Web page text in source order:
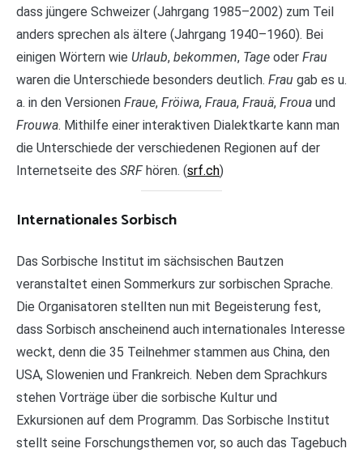
dass jüngere Schweizer (Jahrgang 1985–2002) zum Teil
anders sprechen als ältere (Jahrgang 1940–1960). Bei
einigen Wörtern wie Urlaub, bekommen, Tage oder Frau
waren die Unterschiede besonders deutlich. Frau gab es u.
a. in den Versionen Fraue, Fröiwa, Fraua, Frauä, Froua und
Frouwa. Mithilfe einer interaktiven Dialektkarte kann man
die Unterschiede der verschiedenen Regionen auf der
Internetseite des SRFhören. (srf.ch)
Internationales Sorbisch
Das Sorbische Institut im sächsischen Bautzen
veranstaltet einen Sommerkurs zur sorbischen Sprache.
Die Organisatoren stellten nun mit Begeisterung fest,
dass Sorbisch anscheinend auch internationales Interesse
weckt, denn die 35 Teilnehmer stammen aus China, den
USA, Slowenien und Frankreich. Neben dem Sprachkurs
stehen Vorträge über die sorbische Kultur und
Exkursionen auf dem Programm. Das Sorbische Institut
stellt seine Forschungsthemen vor, so auch das Tagebuch